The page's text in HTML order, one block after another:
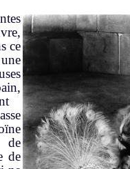
ce
de
de